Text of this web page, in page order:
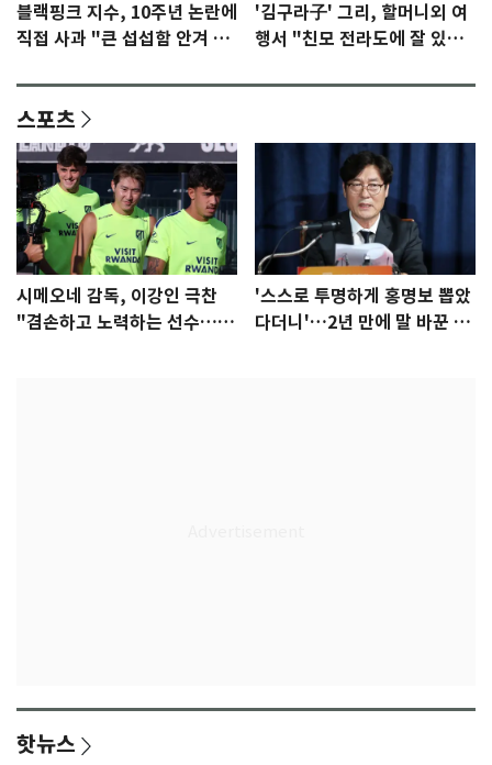
블랙핑크 지수, 10주년 논란에
직접 사과 "큰 섭섭함 안겨 미
'김구라子' 그리, 할머니외 여
행서 "친모 전라도에 잘 있
스포츠
시메오네 감독, 이강인 극찬
"겸손하고 노력하는 선수…좋
'스스로 투명하게 홍명보 뽑았
다더니'…2년 만에 말 바꾼 이
핫뉴스